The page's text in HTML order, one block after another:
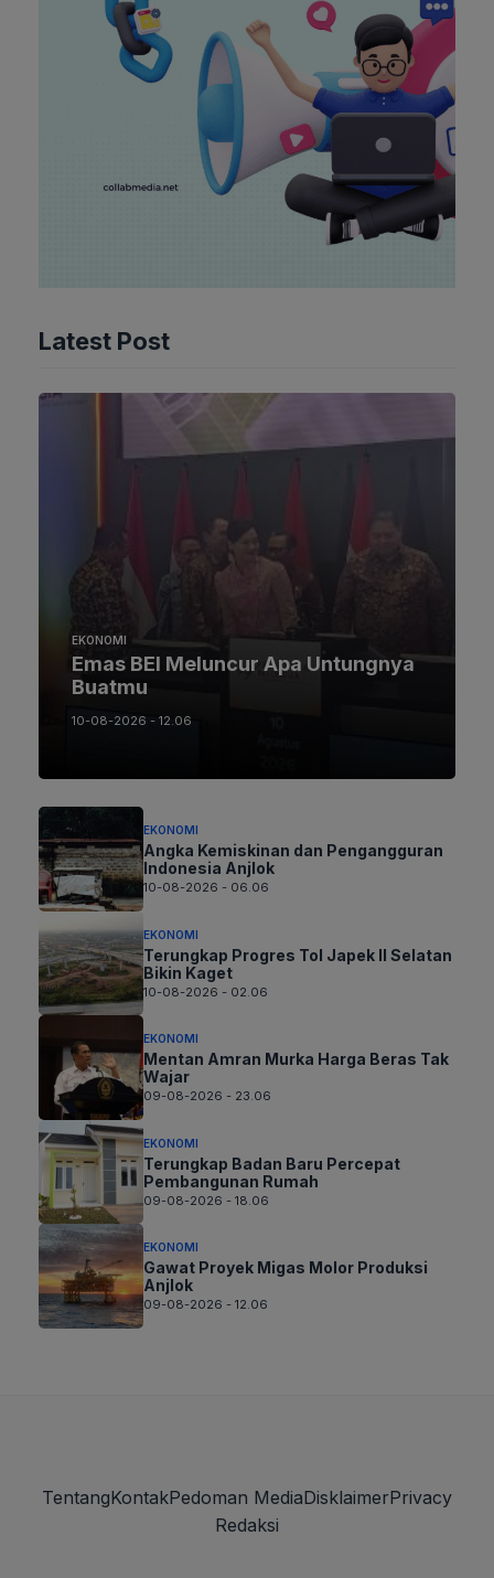
Latest Post
EKONOMI
Emas BEI Meluncur Apa Untungnya
Buatmu
10-08-2026 - 12.06
EKONOMI
Angka Kemiskinan dan Pengangguran
Indonesia Anjlok
10-08-2026 - 06.06
EKONOMI
Terungkap Progres Tol Japek II Selatan
Bikin Kaget
10-08-2026 - 02.06
EKONOMI
Mentan Amran Murka Harga Beras Tak
Wajar
09-08-2026 - 23.06
EKONOMI
Terungkap Badan Baru Percepat
Pembangunan Rumah
09-08-2026 - 18.06
EKONOMI
Gawat Proyek Migas Molor Produksi
Anjlok
09-08-2026 - 12.06
TentangKontakPedoman MediaDisklaimerPrivacy
Redaksi